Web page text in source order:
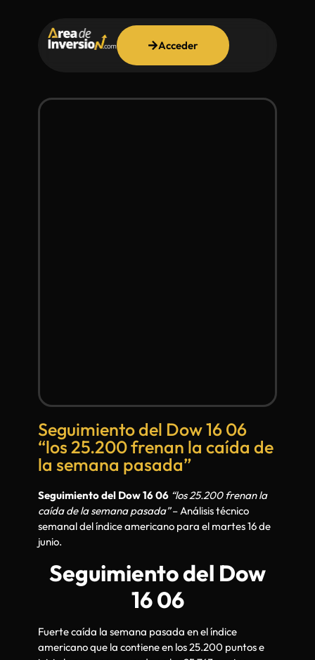
Acceder
Seguimiento del Dow 16 06
“los 25.200 frenan la caída de
la semana pasada”
Seguimiento del Dow 16 06 “los 25.200 frenan la
caída de la semana pasada”– Análisis técnico
semanal del índice americano para el martes 16 de
junio.
Seguimiento del Dow
16 06
Fuerte caída la semana pasada en el índice
americano que la contiene en los 25.200 puntos e